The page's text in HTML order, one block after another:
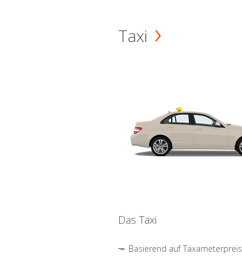
Taxi
Das Taxi
Basierend auf Taxameterpreis